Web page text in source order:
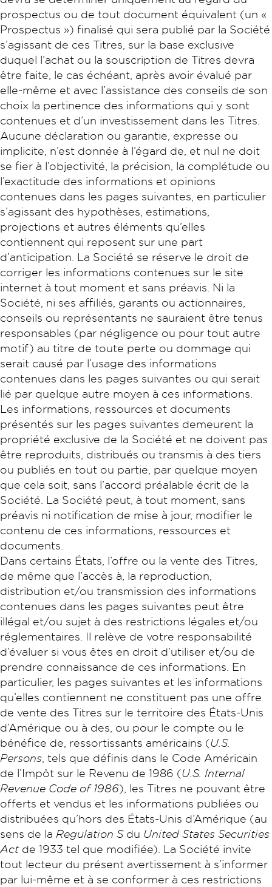
prospectus ou de tout document équivalent (un «
Prospectus ») finalisé qui sera publié par la Société
s’agissant de ces Titres, sur la base exclusive
duquel l’achat ou la souscription de Titres devra
être faite, le cas échéant, après avoir évalué par
elle-même et avec l’assistance des conseils de son
choix la pertinence des informations qui y sont
contenues et d’un investissement dans les Titres.
Aucune déclaration ou garantie, expresse ou
implicite, n’est donnée à l’égard de, et nul ne doit
se fier à l’objectivité, la précision, la complétude ou
l’exactitude des informations et opinions
contenues dans les pages suivantes, en particulier
s’agissant des hypothèses, estimations,
projections et autres éléments qu’elles
contiennent qui reposent sur une part
d’anticipation. La Société se réserve le droit de
corriger les informations contenues sur le site
internet à tout moment et sans préavis. Ni la
Société, ni ses affiliés, garants ou actionnaires,
conseils ou représentants ne sauraient être tenus
responsables (par négligence ou pour tout autre
motif) au titre de toute perte ou dommage qui
serait causé par l’usage des informations
contenues dans les pages suivantes ou qui serait
lié par quelque autre moyen à ces informations.
Les informations, ressources et documents
présentés sur les pages suivantes demeurent la
propriété exclusive de la Société et ne doivent pas
être reproduits, distribués ou transmis à des tiers
ou publiés en tout ou partie, par quelque moyen
que cela soit, sans l’accord préalable écrit de la
Société. La Société peut, à tout moment, sans
préavis ni notification de mise à jour, modifier le
contenu de ces informations, ressources et
documents.
Dans certains États, l’offre ou la vente des Titres,
de même que l’accès à, la reproduction,
distribution et/ou transmission des informations
contenues dans les pages suivantes peut être
illégal et/ou sujet à des restrictions légales et/ou
réglementaires. Il relève de votre responsabilité
d’évaluer si vous êtes en droit d’utiliser et/ou de
prendre connaissance de ces informations. En
particulier, les pages suivantes et les informations
qu’elles contiennent ne constituent pas une offre
de vente des Titres sur le territoire des États-Unis
d’Amérique ou à des, ou pour le compte ou le
bénéfice de, ressortissants américains (U.S.
Persons , tels que définis dans le Code Américain
de l’Impôt sur le Revenu de 1986 (U.S. Internal
Revenue Code of 1986), les Titres ne pouvant être
offerts et vendus et les informations publiées ou
distribuées qu’hors des États-Unis d’Amérique (au
sens de la Regulation Sdu United States Securities
Actde 1933 tel que modifiée). La Société invite
tout lecteur du présent avertissement à s’informer
par lui-même et à se conformer à ces restrictions